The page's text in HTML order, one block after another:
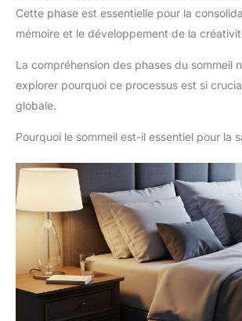
Cette phase est essentielle pour la
mémoire et le développement de la
La compréhension des phases du sommeil
explorer pourquoi ce processus est si
globale.
Pourquoi le sommeil est-il essentiel pour la